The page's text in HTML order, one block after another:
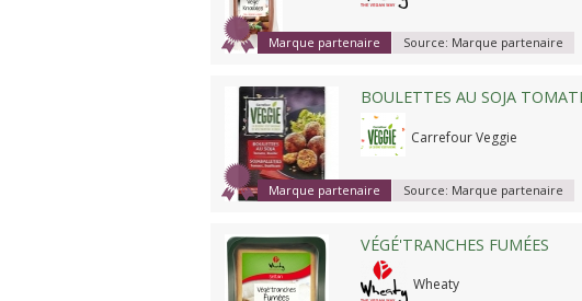
Marque partenaire Source: Marque partenaire
BOULETTES AU SOJA
Carrefour Veggie
Marque partenaire Source: Marque partenaire
VÉGÉ'TRANCHES FUMÉES
Wheaty